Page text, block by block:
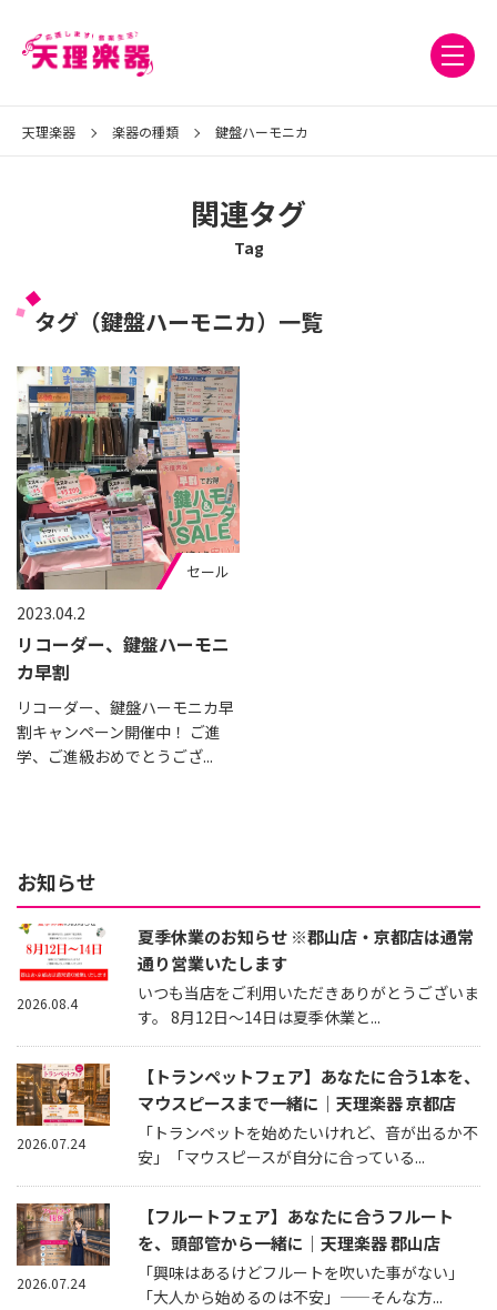
天理楽器 楽器の種類 鍵盤ハーモニカ
関連タグ
Tag
タグ（鍵盤ハーモニカ）一覧
2023.04.2
リコーダー、鍵盤ハーモニ
カ早割
リコーダー、鍵盤ハーモニカ早
割キャンペーン開催中！ ご進
学、ご進級おめでとうござ...
セール
お知らせ
夏季休業のお知らせ ※郡山店・京都店は通常
通り営業いたします
いつも当店をご利用いただきありがとうございま
す。 8月12日～14日は夏季休業と...
2026.08.4
【トランペットフェア】あなたに合う1本を、
マウスピースまで一緒に｜天理楽器 京都店
「トランペットを始めたいけれど、音が出るか不
安」「マウスピースが自分に合っている...
2026.07.24
【フルートフェア】あなたに合うフルート
を、頭部管から一緒に｜天理楽器 郡山店
「興味はあるけどフルートを吹いた事がない」
「大人から始めるのは不安」——そんな方...
2026.07.24